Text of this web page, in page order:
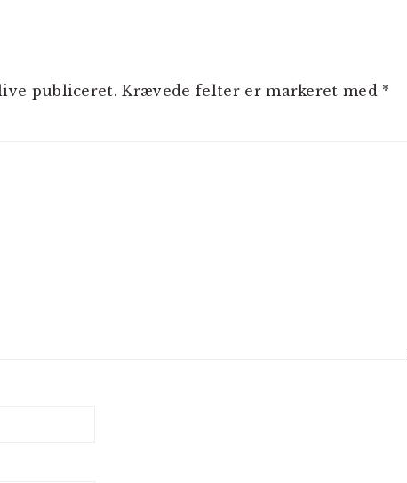
publiceret. Krævede felter er markeret med *